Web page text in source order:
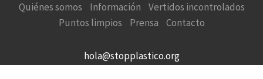
Quiénes somos Información
Vertidos incontrolados
Puntos limpios
Prensa Contacto
hola@stopplastico.org